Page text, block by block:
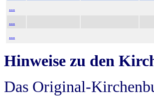
...
...
...
Hinweise zu den
Das Original-